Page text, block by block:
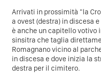
Arrivati in prossimità "la
a ovest (destra) in discesa
è anche un capitello
sinsitra che taglia
Romagnano vicino al
in discesa e dove inizia la
destra per il cimitero.